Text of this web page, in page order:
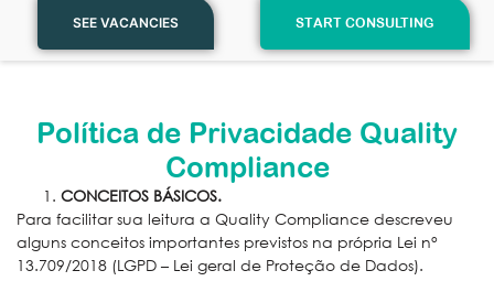
SEE VACANCIES START CONSULTING
Política de Privacidade Quality
Compliance
CONCEITOS BÁSICOS.
Para facilitar sua leitura a Quality Compliance descreveu
alguns conceitos importantes previstos na própria Lei n°
13.709/2018 (LGPD – Lei geral de Proteção de Dados).